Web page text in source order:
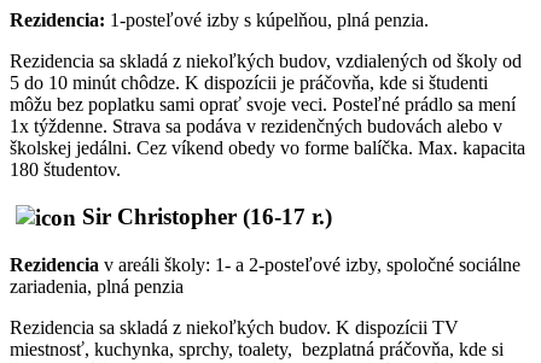
Rezidencia: 1-posteľové izby s kúpelňou, plná penzia.
Rezidencia sa skladá z niekoľkých budov, vzdialených od školy od
5 do 10 minút chôdze. K dispozícii je práčovňa, kde si študenti
môžu bez poplatku sami oprať svoje veci. Posteľné prádlo sa mení
1x týždenne. Strava sa podáva v rezidenčných budovách alebo v
školskej jedálni. Cez víkend obedy vo forme balíčka. Max. kapacita
180 študentov.
Sir Christopher (16-17 r.)
Rezidencia v areáli školy: 1- a 2-posteľové izby, spoločné sociálne
zariadenia, plná penzia
Rezidencia sa skladá z niekoľkých budov. K dispozícii TV
miestnosť, kuchynka, sprchy, toalety, bezplatná práčovňa, kde si